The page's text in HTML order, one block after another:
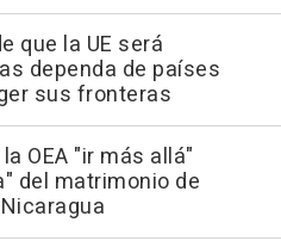
que la UE será
dependa de países
sus fronteras
OEA "ir más allá"
del matrimonio de